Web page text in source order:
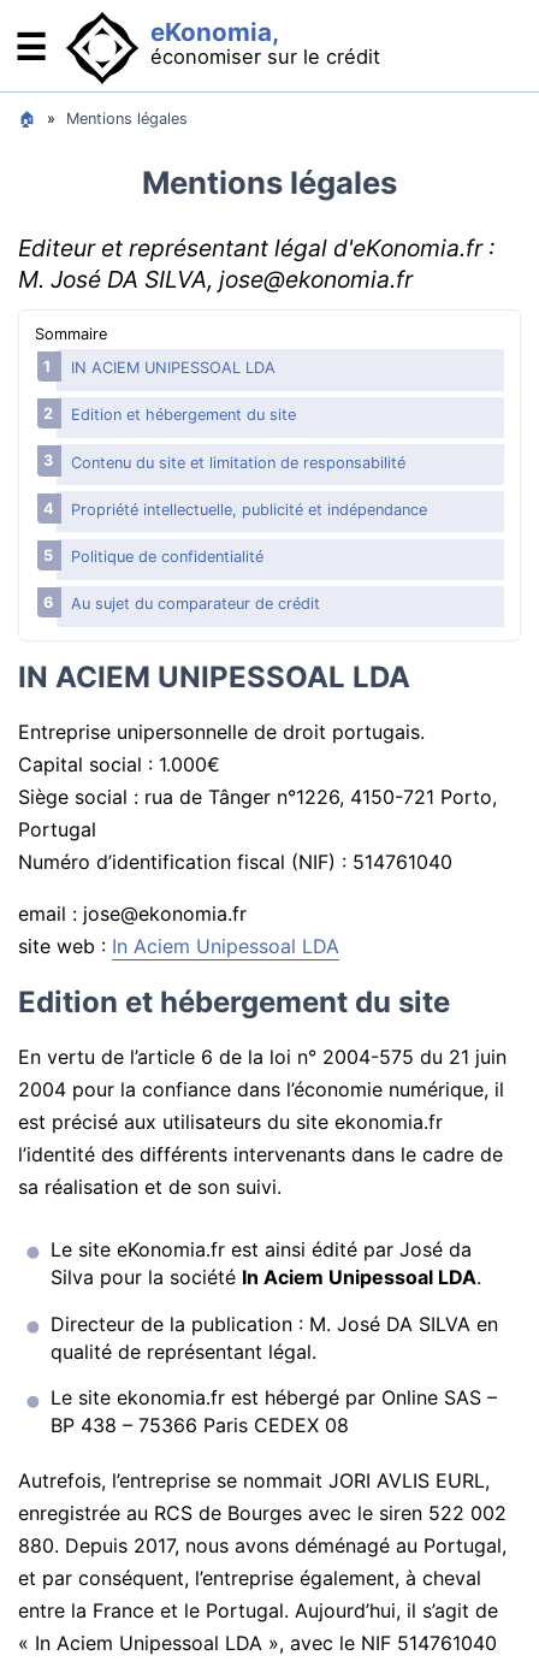
eKonomia,
économiser sur le crédit
☰
Se financer : comparateurs
Crédit immobilier : acheter son logement
Rachat de crédit : baisser ses mensualités
Minicrédit : pour les imprévus
Que faire en cas de découvert
OCF : compte qui protège des abus bancaires
Comment se passer de la banque ?
Aide financière
Surendettement, que faire ?
Se défendre des abus
Gérer son argent
Argent : mots qu’il faut comprendre
🏠 » Mentions légales
Mentions légales
Editeur et représentant légal d'eKonomia.fr :
M. José DA SILVA, jose@ekonomia.fr
Sommaire
IN ACIEM UNIPESSOAL LDA
Edition et hébergement du site
Contenu du site et limitation de responsabilité
Propriété intellectuelle, publicité et indépendance
Politique de confidentialité
Au sujet du comparateur de crédit
IN ACIEM UNIPESSOAL LDA
Entreprise unipersonnelle de droit portugais.
Capital social : 1.000€
Siège social : rua de Tânger n°1226, 4150-721 Porto,
Portugal
Numéro d’identification fiscal (NIF) : 514761040
email : jose@ekonomia.fr
site web : In Aciem Unipessoal LDA
Edition et hébergement du site
En vertu de l’article 6 de la loi n° 2004-575 du 21 juin
2004 pour la confiance dans l’économie numérique, il
est précisé aux utilisateurs du site ekonomia.fr
l’identité des différents intervenants dans le cadre de
sa réalisation et de son suivi.
Le site eKonomia.fr est ainsi édité par José da
Silva pour la société In Aciem Unipessoal LDA.
Directeur de la publication : M. José DA SILVA en
qualité de représentant légal.
Le site ekonomia.fr est hébergé par Online SAS –
BP 438 – 75366 Paris CEDEX 08
Autrefois, l’entreprise se nommait JORI AVLIS EURL,
enregistrée au RCS de Bourges avec le siren 522 002
880. Depuis 2017, nous avons déménagé au Portugal,
et par conséquent, l’entreprise également, à cheval
entre la France et le Portugal. Aujourd’hui, il s’agit de
« In Aciem Unipessoal LDA », avec le NIF 514761040